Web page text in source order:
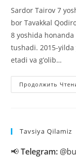
записи:
Sardor Tairov 7
bor Tavakkal
8 yoshida
tushadi. 2015-
etadi va g’olib…
Продолжить
Tavsiya Qilamiz
📢Telegram: